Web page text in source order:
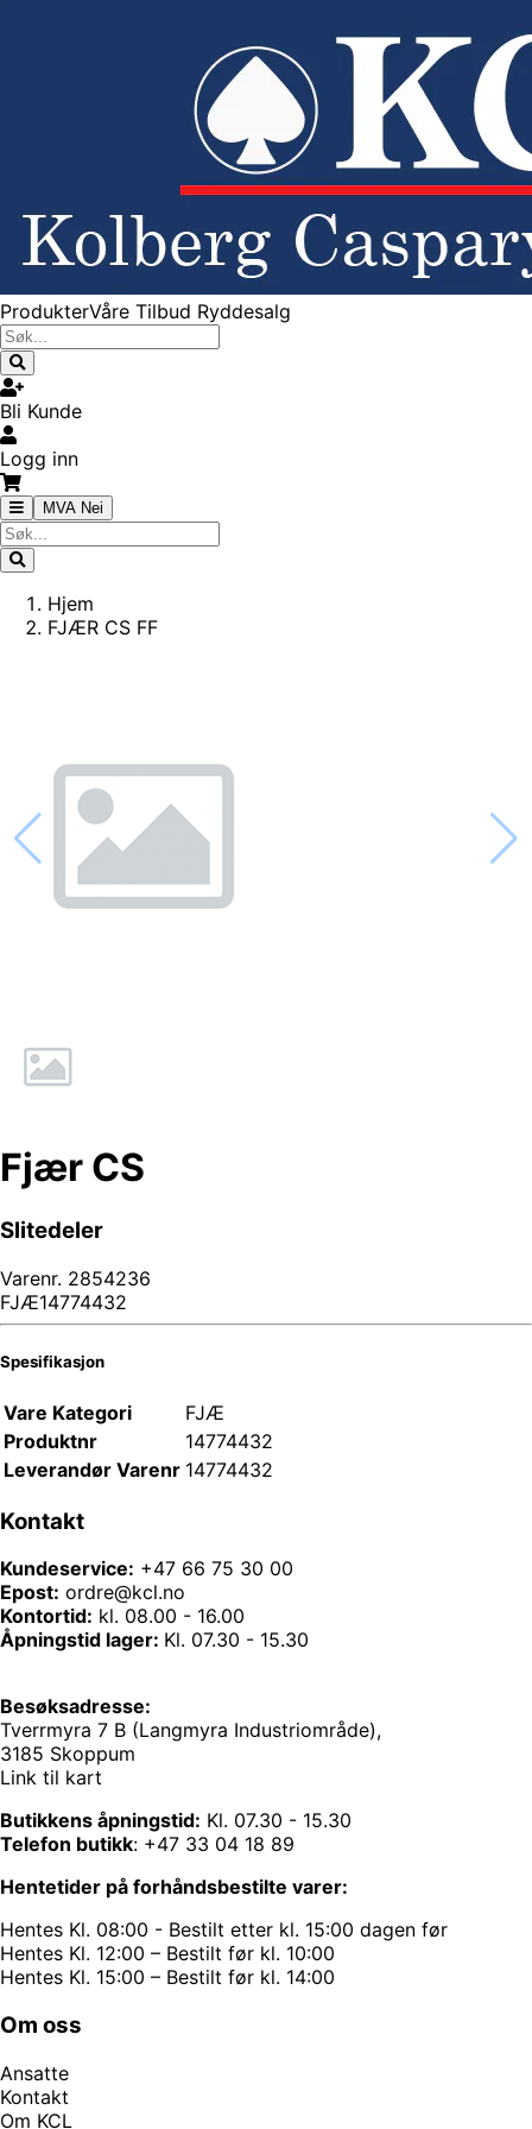
ProdukterVåre Tilbud Ryddesalg
Bli Kunde
Logg inn
MVA Nei
Hjem
FJÆR CS FF
Fjær CS
Slitedeler
Varenr. 2854236
FJÆ14774432
Spesifikasjon
Vare Kategori
FJÆ
Produktnr
14774432
Leverandør Varenr 14774432
Kontakt
Kundeservice: +47 66 75 30 00
Epost: ordre@kcl.no
Kontortid: kl. 08.00 - 16.00
Åpningstid lager: Kl. 07.30 - 15.30
Besøksadresse:
Tverrmyra 7 B (Langmyra Industriområde),
3185 Skoppum
Link til kart
Butikkens åpningstid: Kl. 07.30 - 15.30
Telefon butikk: +47 33 04 18 89
Hentetider på forhåndsbestilte varer:
Hentes Kl. 08:00 - Bestilt etter kl. 15:00 dagen før
Hentes Kl. 12:00 – Bestilt før kl. 10:00
Hentes Kl. 15:00 – Bestilt før kl. 14:00
Om oss
Ansatte
Kontakt
Om KCL